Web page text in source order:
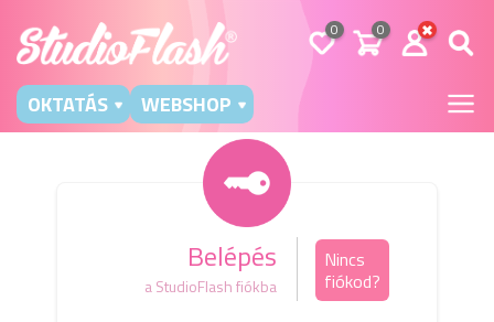
0 0
OKTATÁS WEBSHOP
Belépés
a StudioFlash fiókba
Nincs
fiókod?